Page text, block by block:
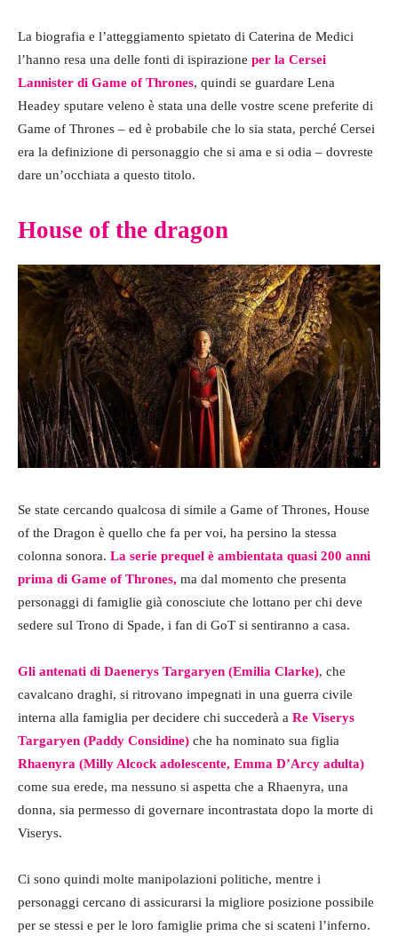
La biografia e l’atteggiamento spietato di Caterina de Medici
l’hanno resa una delle fonti di ispirazione per la Cersei
Lannister di Game of Thrones, quindi se guardare Lena
Headey sputare veleno è stata una delle vostre scene preferite di
Game of Thrones – ed è probabile che lo sia stata, perché Cersei
era la definizione di personaggio che si ama e si odia – dovreste
dare un’occhiata a questo titolo.
House of the dragon
Se state cercando qualcosa di simile a Game of Thrones, House
of the Dragon è quello che fa per voi, ha persino la stessa
colonna sonora. La serie prequel è ambientata quasi 200 anni
prima di Game of Thrones, ma dal momento che presenta
personaggi di famiglie già conosciute che lottano per chi deve
sedere sul Trono di Spade, i fan di GoT si sentiranno a casa.
Gli antenati di Daenerys Targaryen (Emilia Clarke), che
cavalcano draghi, si ritrovano impegnati in una guerra civile
interna alla famiglia per decidere chi succederà a Re Viserys
Targaryen (Paddy Considine) che ha nominato sua figlia
Rhaenyra (Milly Alcock adolescente, Emma D’Arcy adulta)
come sua erede, ma nessuno si aspetta che a Rhaenyra, una
donna, sia permesso di governare incontrastata dopo la morte di
Viserys.
Ci sono quindi molte manipolazioni politiche, mentre i
personaggi cercano di assicurarsi la migliore posizione possibile
per se stessi e per le loro famiglie prima che si scateni l’inferno.